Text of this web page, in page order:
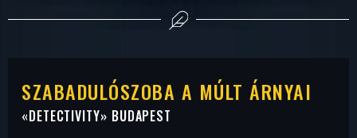
SZABADULÓSZOBA A MÚLT ÁRNYAI
«DETECTIVITY» BUDAPEST